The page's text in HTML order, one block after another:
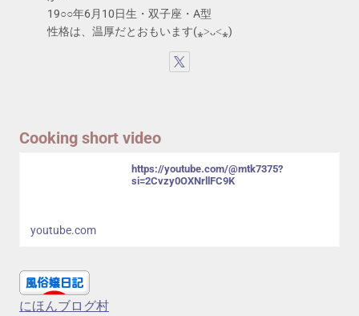
19○○年6月10日生・双子座・A型
性格は、温厚だとおもいます(⁎˃ᴗ˂⁎)
Cooking short video
https://youtube.com/@mtk7375?
si=2Cvzy0OXNrllFC9K
youtube.com
にほんブログ村